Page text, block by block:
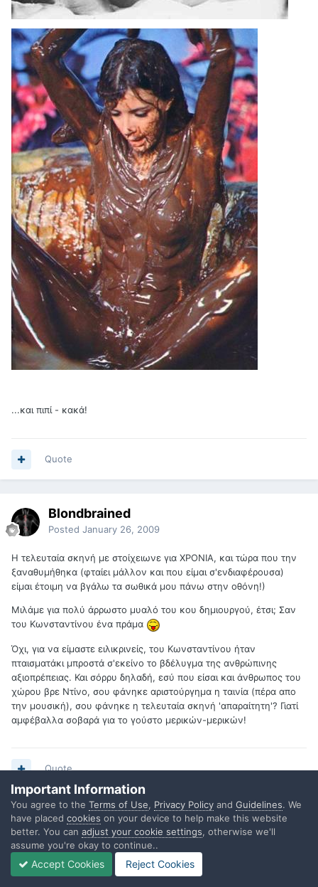
...και πιπί - κακά!
Quote
Blondbrained
Posted January 26, 2009
H τελευταία σκηνή με στοίχειωνε για ΧΡΟΝΙΑ, και τώρα που την
ξαναθυμήθηκα (φταίει μάλλον και που είμαι σ'ενδιαφέρουσα)
είμαι έτοιμη να βγάλω τα σωθικά μου πάνω στην οθόνη!)
Μιλάμε για πολύ άρρωστο μυαλό του κου δημιουργού, έτσι; Σαν
του Κωνσταντίνου ένα πράμα
Όχι, για να είμαστε ειλικρινείς, του Κωνσταντίνου ήταν
πταισματάκι μπροστά σ'εκείνο το βδέλυγμα της ανθρώπινης
αξιοπρέπειας. Και σόρρυ δηλαδή, εσύ που είσαι και άνθρωπος του
χώρου βρε Ντίνο, σου φάνηκε αριστούργημα η ταινία (πέρα απο
την μουσική), σου φάνηκε η τελευταία σκηνή 'απαραίτητη'? Γιατί
αμφέβαλλα σοβαρά για το γούστο μερικών-μερικών!
Quote
Tiessa
PostedJanuary 26, 2009
Αυτό είναι! Τρόμος στο λαμπρό φως της μέρας. Ούτε σκοτάδια
Important Information
You agree to the Terms of Use, Privacy Policy and Guidelines. We
have placed cookies on your device to help make this website
better. You can adjust your cookie settings, otherwise we'll
assume you're okay to continue..
Accept Cookies Reject Cookies